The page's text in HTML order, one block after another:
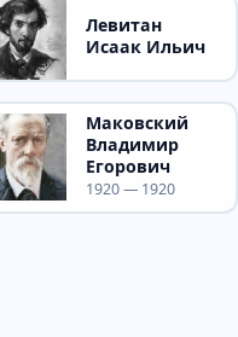
Левитан
Исаак Ильич
Маковский
Владимир
Егорович
1920 — 1920